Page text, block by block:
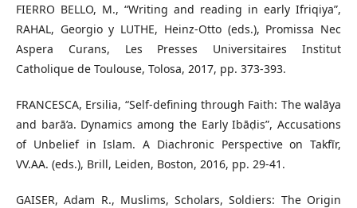
FIERRO BELLO, M., “Writing and reading in early Ifriqiya”,
RAHAL, Georgio y LUTHE, Heinz-Otto (eds.), Promissa Nec
Aspera Curans, Les Presses Universitaires Institut
Catholique de Toulouse, Tolosa, 2017, pp. 373-393.
FRANCESCA, Ersilia, “Self-defining through Faith: The walāya
and barā’a. Dynamics among the Early Ibāḍis”, Accusations
of Unbelief in Islam. A Diachronic Perspective on Takfīr,
VV.AA. (eds.), Brill, Leiden, Boston, 2016, pp. 29-41.
GAISER, Adam R., Muslims, Scholars, Soldiers: The Origin